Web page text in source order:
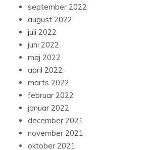
september 2022
august 2022
juli 2022
juni 2022
maj 2022
april 2022
marts 2022
februar 2022
januar 2022
december 2021
november 2021
oktober 2021